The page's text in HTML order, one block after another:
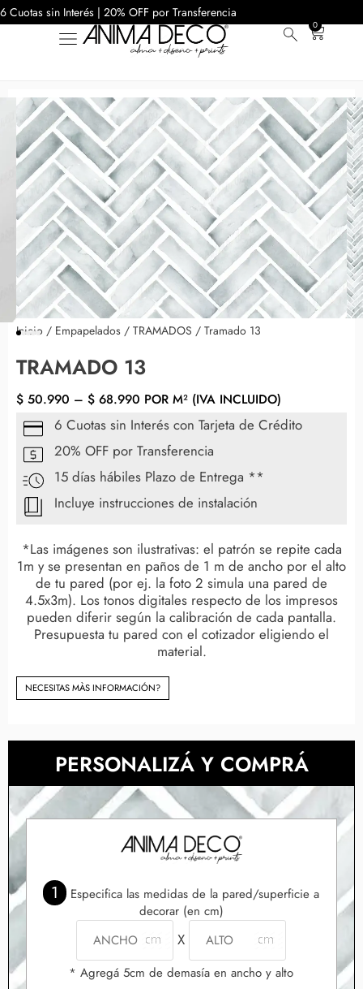
6 Cuotas sin Interés | 20% OFF por Transferencia
0
Inicio / Empapelados / TRAMADOS / Tramado 13
TRAMADO 13
$ 50.990 – $ 68.990 POR M² (IVA INCLUIDO)
6 Cuotas sin Interés con Tarjeta de Crédito
20% OFF por Transferencia
15 días hábiles Plazo de Entrega **
Incluye instrucciones de instalación
*Las imágenes son ilustrativas: el patrón se repite cada
1m y se presentan en paños de 1 m de ancho por el alto
de tu pared (por ej. la foto 2 simula una pared de
4.5x3m). Los tonos digitales respecto de los impresos
pueden diferir según la calibración de cada pantalla.
Presupuesta tu pared con el cotizador eligiendo el
material.
NECESITAS MÀS INFORMACIÓN?
PERSONALIZÁ Y COMPRÁ
1
Especifica las medidas de la pared/superficie a
decorar (en cm)
X
* Agregá 5cm de demasía en ancho y alto